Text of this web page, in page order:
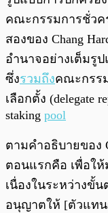
คณะกรรมการชั่วค
สองของ Chаng
อำนาจอย่างเต็มรู
ซึ่งรวมถึงคณะกรร
เลือกตั้ง (delegate
staking pool
ตามคำอธิบายของ
ตอนแรกคือ เพื่อใ
เนื่องในระหว่างขั้
อนุญาตให้ [ตัวแทน